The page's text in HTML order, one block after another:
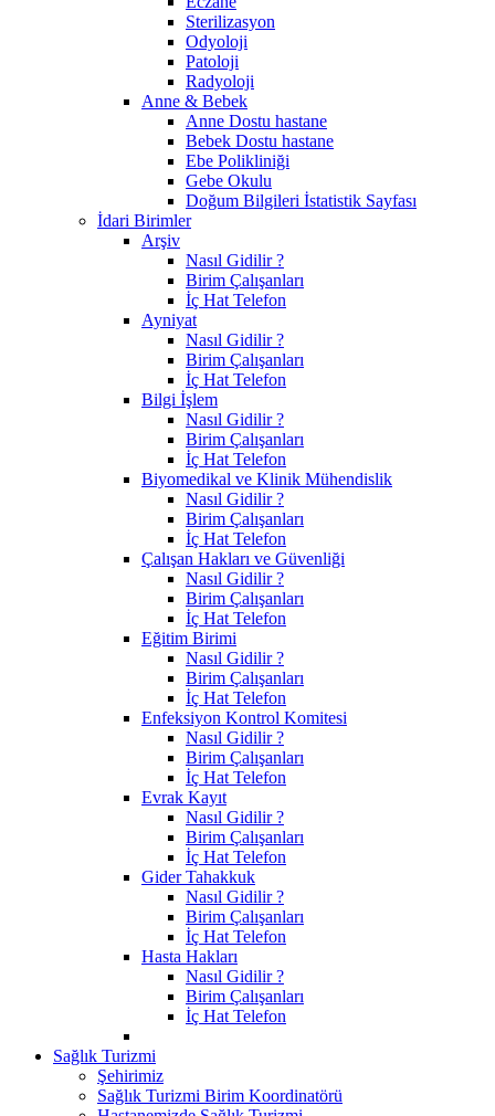
Sterilizasyon
Odyoloji
Patoloji
Radyoloji
Anne & Bebek
Anne Dostu hastane
Bebek Dostu hastane
Ebe Polikliniği
Gebe Okulu
Doğum Bilgileri İstatistik Sayfası
İdari Birimler
Arşiv
Nasıl Gidilir ?
Birim Çalışanları
İç Hat Telefon
Ayniyat
Nasıl Gidilir ?
Birim Çalışanları
İç Hat Telefon
Bilgi İşlem
Nasıl Gidilir ?
Birim Çalışanları
İç Hat Telefon
Biyomedikal ve Klinik Mühendislik
Nasıl Gidilir ?
Birim Çalışanları
İç Hat Telefon
Çalışan Hakları ve Güvenliği
Nasıl Gidilir ?
Birim Çalışanları
İç Hat Telefon
Eğitim Birimi
Nasıl Gidilir ?
Birim Çalışanları
İç Hat Telefon
Enfeksiyon Kontrol Komitesi
Nasıl Gidilir ?
Birim Çalışanları
İç Hat Telefon
Evrak Kayıt
Nasıl Gidilir ?
Birim Çalışanları
İç Hat Telefon
Gider Tahakkuk
Nasıl Gidilir ?
Birim Çalışanları
İç Hat Telefon
Hasta Hakları
Nasıl Gidilir ?
Birim Çalışanları
İç Hat Telefon
Sağlık Turizmi
Şehirimiz
Sağlık Turizmi Birim Koordinatörü